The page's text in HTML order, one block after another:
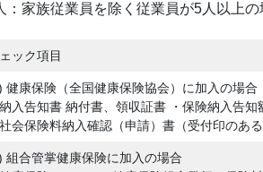
族従業員を除く従業員が5人以上の
ック項目
健康保険（全国健康保険協会）に加入の場合
納入告知書 納付書、領収証書 ・保険納入告
社会保険料納入確認（申請）書（受付印のある
組合管掌健康保険に加入の場合